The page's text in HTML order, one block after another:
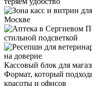
Кассовый блок для
Формат, который
красоты и офисов